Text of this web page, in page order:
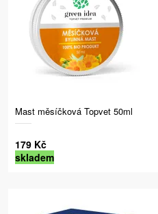
Mast měsíčková Topvet 50ml
179 Kč
skladem